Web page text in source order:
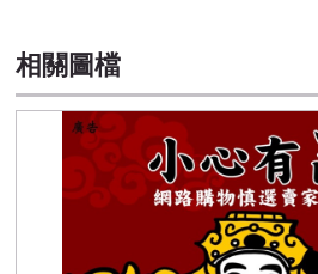
相關圖檔